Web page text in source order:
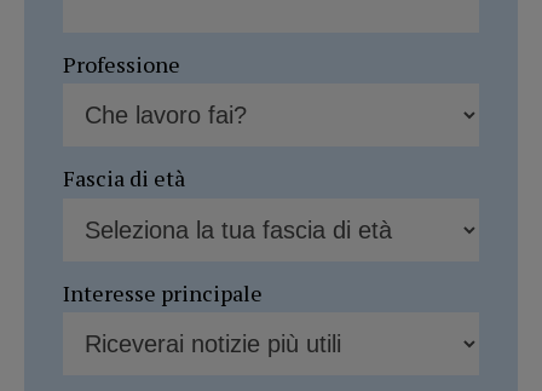
Professione
Fascia di età
Interesse principale